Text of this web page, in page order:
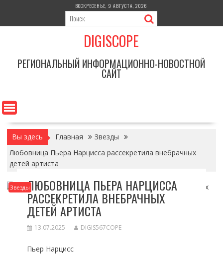
содержимому
ВОСКРЕСЕНЬЕ, 9 АВГУСТА, 2026
DIGISCOPE
РЕГИОНАЛЬНЫЙ ИНФОРМАЦИОННО-НОВОСТНОЙ
САЙТ
Вы здесь Главная
Звезды
Любовница Пьера Нарцисса рассекретила внебрачных
детей артиста
ЗвездыЛЮБОВНИЦА ПЬЕРА НАРЦИССА
РАССЕКРЕТИЛА ВНЕБРАЧНЫХ
ДЕТЕЙ АРТИСТА
13.07.2025 DIGIS567COPE
Пьер Нарцисс